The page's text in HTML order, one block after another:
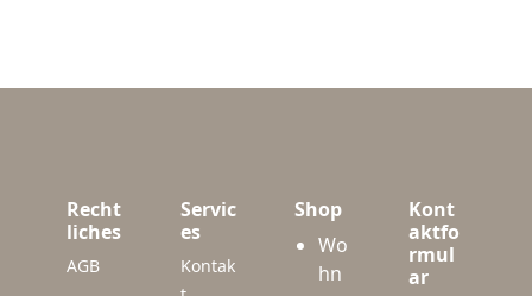
Recht
liches
AGB
Servic
es
Kontak
Shop
Wo
hn
Kont
aktfo
rmul
ar